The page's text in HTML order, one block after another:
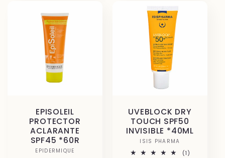
EPISOLEIL
PROTECTOR
ACLARANTE
SPF45 *60R
Proveedor:
EPIDERMIQUE
UVEBLOCK DRY
TOUCH SPF50
INVISIBLE *40ML
Proveedor:
ISIS PHARMA
(1)